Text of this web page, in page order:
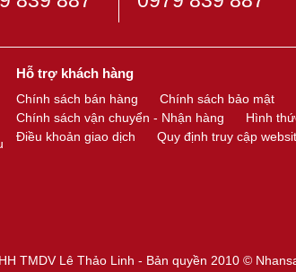
Hỗ trợ khách hàng
Chính sách bán hàng
Chính sách bảo mật
Chính sách vận chuyển - Nhận hàng
Hình
Điều khoản giao dịch
Quy định truy cập
TMDV Lê Thảo Linh - Bản quyền 2010 ©